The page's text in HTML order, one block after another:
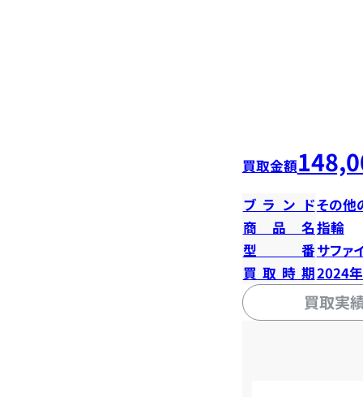
買取金額
ブランドその他
商品名指輪
型番サファ
買取時期2024
買取実